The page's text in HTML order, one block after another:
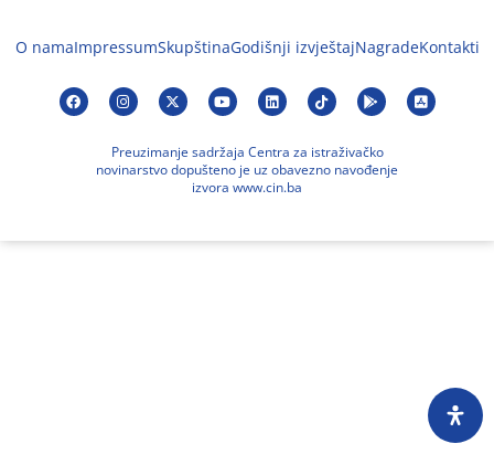
O namaImpressumSkupštinaGodišnji izvještajNagradeKontakti
Preuzimanje sadržaja Centra za istraživačko
novinarstvo dopušteno je uz obavezno navođenje
izvora www.cin.ba